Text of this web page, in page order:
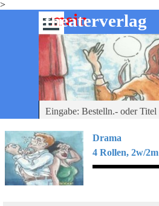
>
Direkt zum Seiteninhalt
-theaterverlag
mein
Menü überspringen
Drama
4 Rollen, 2w/2m